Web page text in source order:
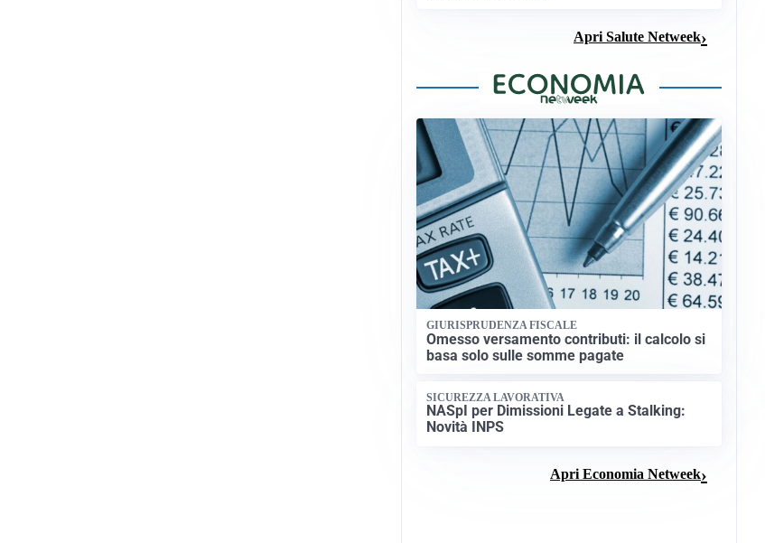
Apri Salute Netweek
GIURISPRUDENZA FISCALE
Omesso versamento contributi: il calcolo si
basa solo sulle somme pagate
SICUREZZA LAVORATIVA
NASpI per Dimissioni Legate a Stalking:
Novità INPS
Apri Economia Netweek